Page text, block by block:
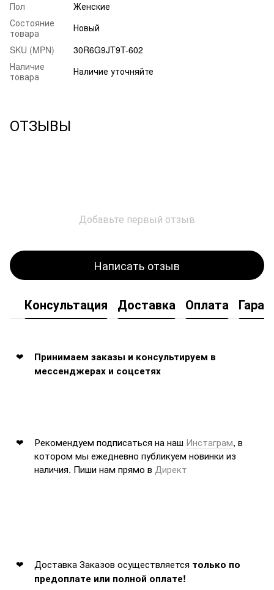
Пол
Женские
Состояние
товара
Новый
SKU (MPN)
30R6G9JT9T-602
Наличие
товара
Наличие уточняйте
ОТЗЫВЫ
Добавьте первый отзыв
Написать отзыв
Консультация Доставка Оплата
Принимаем заказы и консультируем в
мессенджерах и соцсетях
Рекомендуем подписаться на наш Инстаграм, в
котором мы ежедневно публикуем новинки из
наличия. Пиши нам прямо в Директ
Доставка Заказов осуществляется только по
предоплате или полной оплате!